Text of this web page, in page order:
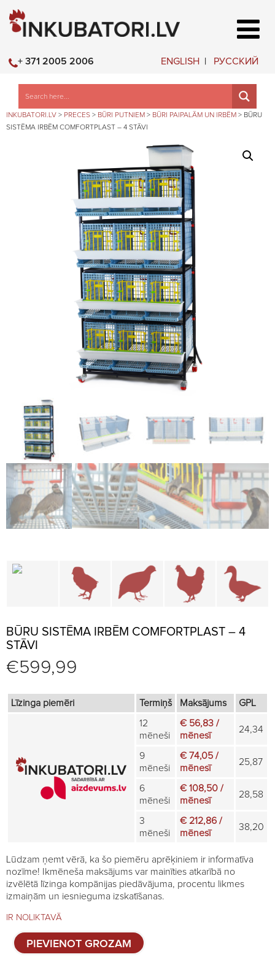
ENGLISH РУССКИЙ
+ 371 2005 2006
INKUBATORI.LV > PRECES > BŪRI PUTNIEM > BŪRI PAIPALĀM UN IRBĒM > BŪRU
SISTĒMA IRBĒM COMFORTPLAST – 4 STĀVI
Būru daļas un piederumiBrūderi un jaunputnu būri
Būri paipalām un irbēm
Būri vistām
BŪRU SISTĒMA IRBĒM COMFORTPLAST – 4
STĀVI
€599,99
Līzinga piemēri Termiņš Maksājums GPL
12
mēneši
€ 56,83 /
mēnesī
24,34
9
mēneši
€ 74,05 /
mēnesī
25,87
6
mēneši
€ 108,50 /
mēnesī
28,58
3
mēneši
€ 212,86 /
mēnesī
38,20
Lūdzam ņemt vērā, ka šo piemēru aprēķiniem ir informatīva
nozīme! Ikmēneša maksājums var mainīties atkarībā no
izvēlētā līzinga kompānijas piedāvājuma, procentu likmes
izmaiņām un iesnieguma izskatīšanas.
IR NOLIKTAVĀ
Būru
sistēma
PIEVIENOT GROZAM